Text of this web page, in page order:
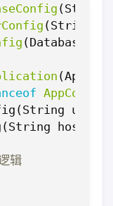
(String
(String
(
(
AppConfig
(String url
(String host
辑